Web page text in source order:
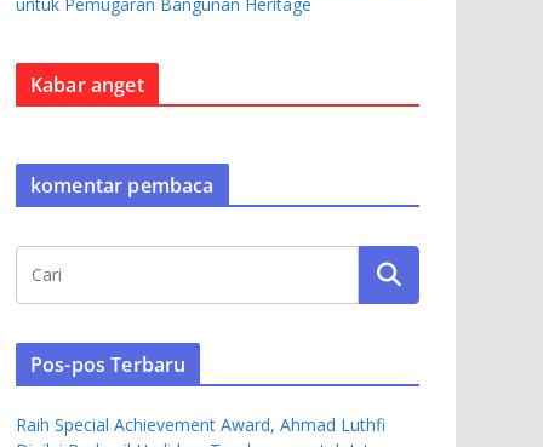
Kabar anget
komentar pembaca
Pos-pos Terbaru
Raih Special Achievement Award, Ahmad Luthfi